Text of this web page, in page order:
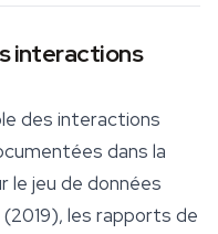
interactions
des interactions
dans la
le jeu de données
les rapports de